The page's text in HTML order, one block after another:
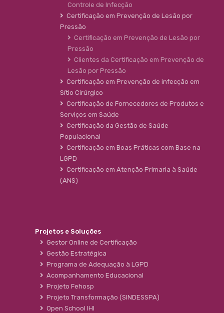
Controle de Infecção
Certificação em Prevenção de Lesão por
Pressão
Certificação em Prevenção de Lesão por
Pressão
Clientes da Certificação em Prevenção de
Lesão por Pressão
Certificação em Prevenção de infecção em
Sítio Cirúrgico
Certificação de Fornecedores de Produtos e
Serviços em Saúde
Certificação da Gestão de Saúde
Populacional
Certificação em Boas Práticas com Base na
LGPD
Certificação em Atenção Primaria à Saúde
(ANS)
Projetos e Soluções
Gestor Online de Certificação
Gestão Estratégica
Programa de Adequação à LGPD
Acompanhamento Educacional
Projeto Fehosp
Projeto Transformação (SINDESSPA)
Open School IHI